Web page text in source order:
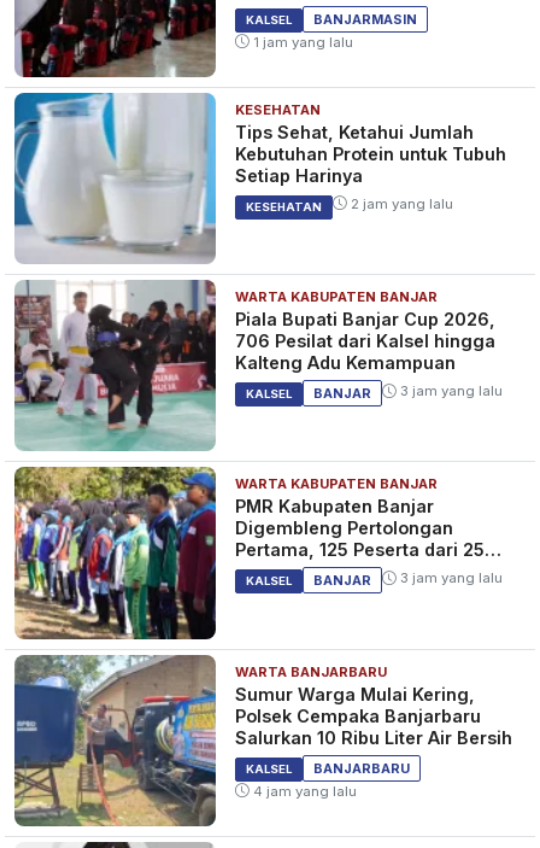
KALSEL
BANJARMASIN
1 jam yang lalu
KESEHATAN
Tips Sehat, Ketahui Jumlah
Kebutuhan Protein untuk Tubuh
Setiap Harinya
KESEHATAN 2 jam yang lalu
WARTA KABUPATEN BANJAR
Piala Bupati Banjar Cup 2026,
706 Pesilat dari Kalsel hingga
Kalteng Adu Kemampuan
KALSEL BANJAR 3 jam yang lalu
WARTA KABUPATEN BANJAR
PMR Kabupaten Banjar
Digembleng Pertolongan
Pertama, 125 Peserta dari 25
Sekolah
KALSEL BANJAR 3 jam yang lalu
WARTA BANJARBARU
Sumur Warga Mulai Kering,
Polsek Cempaka Banjarbaru
Salurkan 10 Ribu Liter Air Bersih
KALSEL
BANJARBARU
4 jam yang lalu